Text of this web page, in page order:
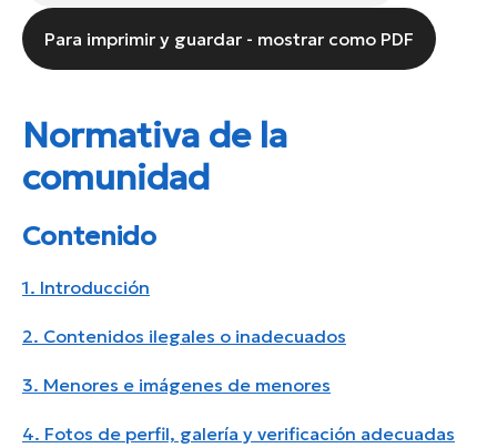
Para imprimir y guardar - mostrar como PDF
Normativa de la
comunidad
Contenido
1. Introducción
2. Contenidos ilegales o inadecuados
3. Menores e imágenes de menores
4. Fotos de perfil, galería y verificación adecuadas